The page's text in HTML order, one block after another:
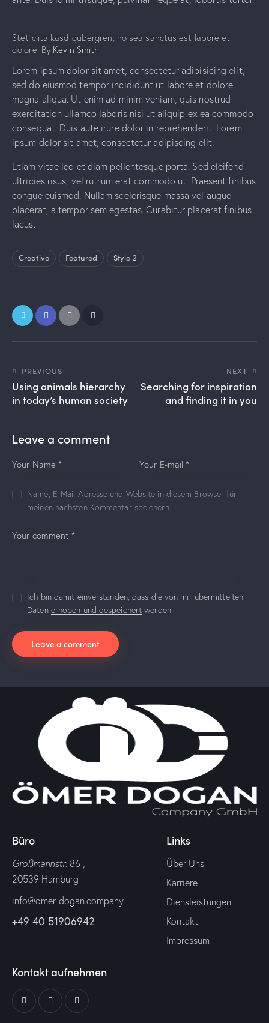
Stet clita kasd gubergren, no sea sanctus est labore et
dolore. By Kevin Smith
Lorem ipsum dolor sit amet, consectetur adipisicing elit,
sed do eiusmod tempor incididunt ut labore et dolore
magna aliqua. Ut enim ad minim veniam, quis nostrud
exercitation ullamco laboris nisi ut aliquip ex ea commodo
consequat. Duis aute irure dolor in reprehenderit. Lorem
ipsum dolor sit amet, consectetur adipiscing elit.
Etiam vitae leo et diam pellentesque porta. Sed eleifend
ultricies risus, vel rutrum erat commodo ut. Praesent finibus
congue euismod. Nullam scelerisque massa vel augue
placerat, a tempor sem egestas. Curabitur placerat finibus
lacus.
Creative Featured Style 2
PREVIOUS
Using animals hierarchy
in today’s human society
NEXT
Searching for inspiration
and finding it in you
Leave a comment
Name, E-Mail-Adresse und Website in diesem Browser für
meinen nächsten Kommentar speichern.
Ich bin damit einverstanden, dass die von mir übermittelten
Daten erhoben und gespeichert werden.
Büro
Großmannstr. 86 ,
20539 Hamburg
info@omer-dogan.company
+49 40 51906942
Links
Über Uns
Karriere
Diensleistungen
Kontakt
Impressum
Kontakt aufnehmen